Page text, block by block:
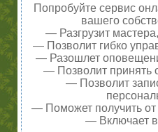
Попробуйте сервис
вашего
— Разгрузит
— Позволит гибко
— Разошлет
— Позволит принять
— Позволит
— Поможет получить от
— Включает